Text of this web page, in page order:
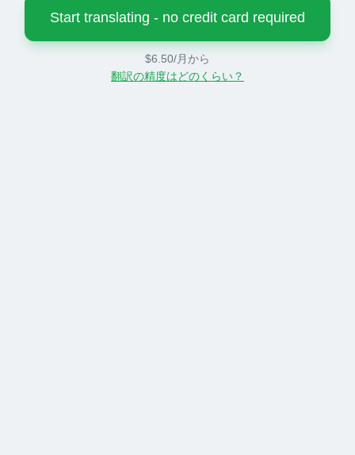
Start translating - no credit card required
$6.50/月から
翻訳の精度はどのくらい？